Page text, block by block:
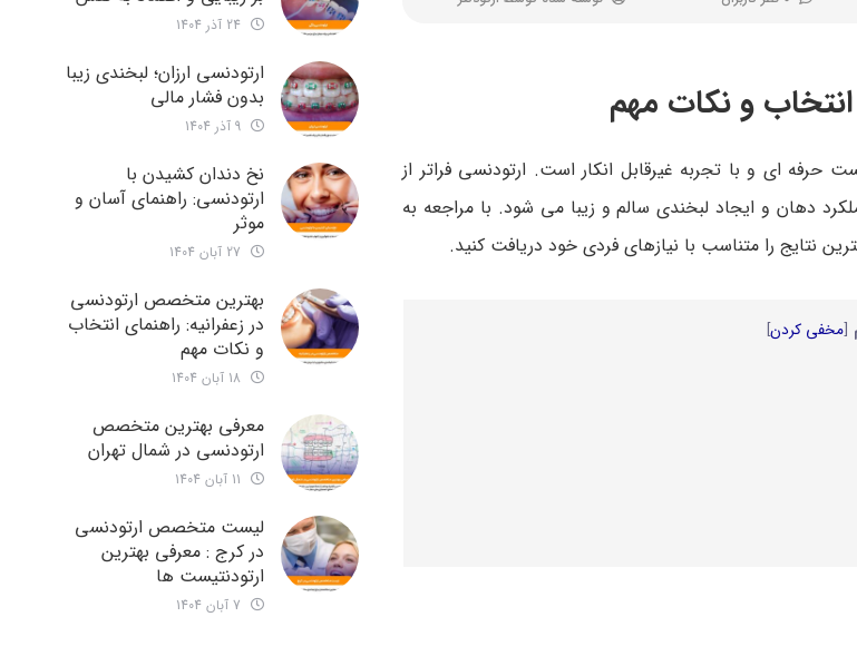
و نکات مهم
حرفه ای و با تجربه غیرقابل انکار است. ارتودنسی فراتر از
دهان و ایجاد لبخندی سالم و زیبا می شود. با مراجعه به
نتایج را متناسب با نیازهای فردی خود دریافت کنید.
[مخفی کردن]
ارتودنسی ارزان؛ لبخندی زیبا
بدون فشار مالی
نخ دندان کشیدن با
ارتودنسی: راهنمای آسان و
موثر
بهترین متخصص ارتودنسی
در زعفرانیه: راهنمای انتخاب
و نکات مهم
معرفی بهترین متخصص
ارتودنسی در شمال تهران
لیست متخصص ارتودنسی
در کرج : معرفی بهترین
ارتودنتیست ها